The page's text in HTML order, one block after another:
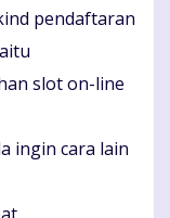
pendaftaran
slot on-line
ingin cara lain